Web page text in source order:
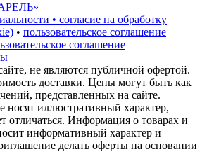
• согласие на обработку
• пользовательское соглашение
соглашение
не являются публичной офертой.
доставки. Цены могут быть как
представленных на сайте.
носят иллюстративный характер,
отличаться. Информация о товарах и
информативный характер и
делать оферты на основании